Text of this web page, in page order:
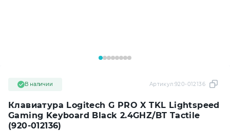
Клавиатура Logitech G PRO X TKL Lightspeed
Gaming Keyboard Black 2.4GHZ/BT Tactile
(920-012136)
В наличии Артикул:920-012136